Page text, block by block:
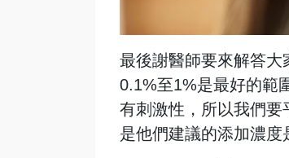
最後謝醫師要來解答
0.1%至1%是最好的範
有刺激性，所以我們
是他們建議的添加濃度